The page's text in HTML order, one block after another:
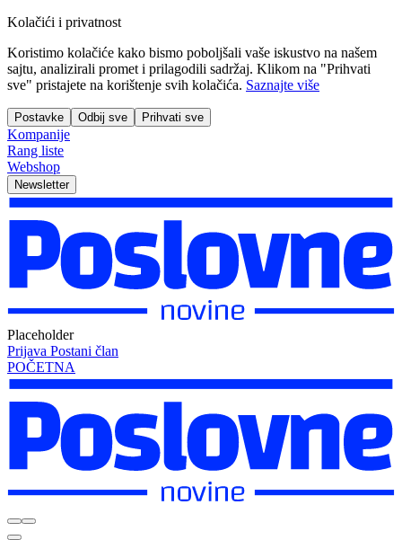
Kolačići i privatnost
Koristimo kolačiće kako bismo poboljšali vaše iskustvo na našem
sajtu, analizirali promet i prilagodili sadržaj. Klikom na "Prihvati
sve" pristajete na korištenje svih kolačića. Saznajte više
Postavke Odbij sve Prihvati sve
Kompanije
Rang liste
Webshop
Newsletter
Placeholder
Prijava Postani član
POČETNA